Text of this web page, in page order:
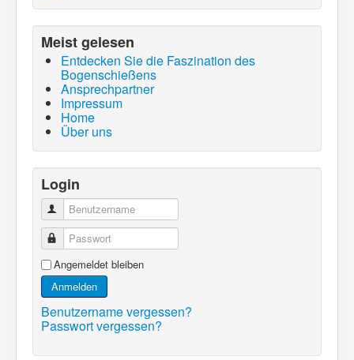
Meist gelesen
Entdecken Sie die Faszination des
Bogenschießens
Ansprechpartner
Impressum
Home
Über uns
Login
Benutzername
Passwort
Angemeldet bleiben
Anmelden
Benutzername vergessen?
Passwort vergessen?